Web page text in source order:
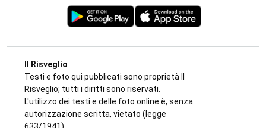
Il Risveglio
Testi e foto qui pubblicati sono proprietà Il
Risveglio; tutti i diritti sono riservati.
L'utilizzo dei testi e delle foto online è, senza
autorizzazione scritta, vietato (legge